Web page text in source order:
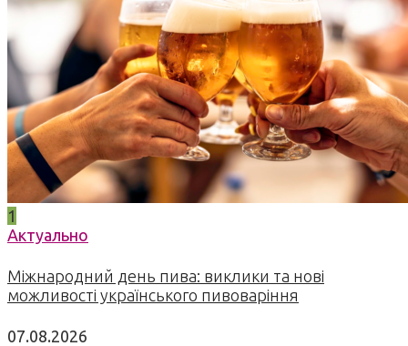
1
Актуально
Міжнародний день пива: виклики та нові
можливості українського пивоваріння
07.08.2026